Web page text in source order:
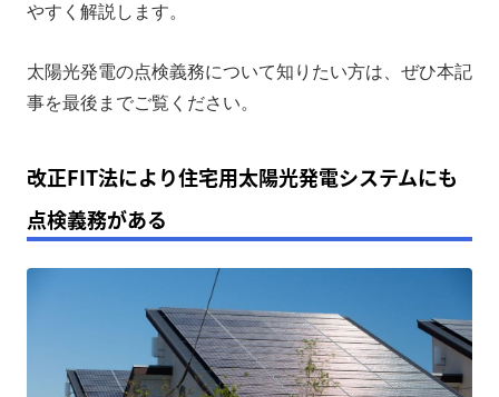
やすく解説します。
太陽光発電の点検義務について知りたい方は、ぜひ本記
事を最後までご覧ください。
改正FIT法により住宅用太陽光発電システムにも
点検義務がある